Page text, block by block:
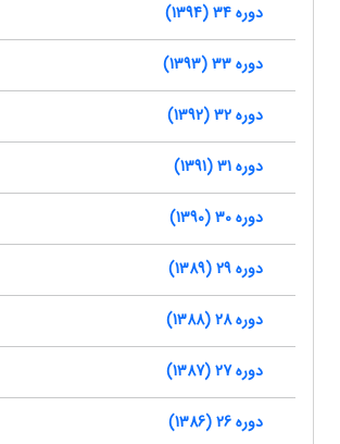
دوره 34 (1394)
دوره 33 (1393)
دوره 32 (1392)
دوره 31 (1391)
دوره 30 (1390)
دوره 29 (1389)
دوره 28 (1388)
دوره 27 (1387)
دوره 26 (1386)